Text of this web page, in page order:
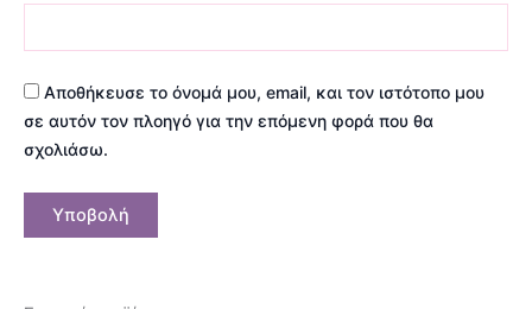
Αποθήκευσε το όνομά μου, email, και τον ιστότοπο μου
σε αυτόν τον πλοηγό για την επόμενη φορά που θα
σχολιάσω.